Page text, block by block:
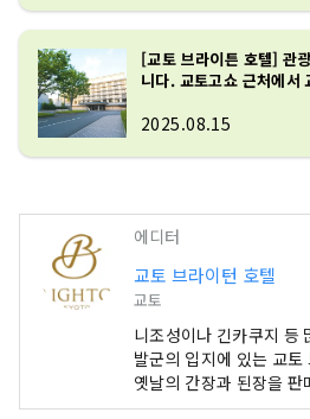
[교토 브라이튼 호텔] 관
니다. 교토고쇼 근처에서
2025.08.15
에디터
교토 브라이턴 호텔
교토
니조성이나 긴카쿠지 등
발군의 입지에 있는 교
옛날의 간장과 된장을
즐길 수 있습니다. 교토